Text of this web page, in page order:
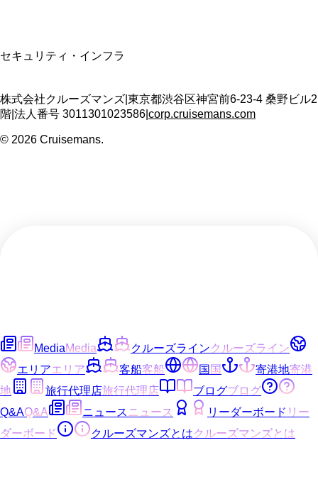
セキュリティ・インフラ
株式会社クルーズマンズ 東京都渋谷区神宮前6-23-4 桑野ビル2
階 法人番号 3011301023586 corp.cruisemans.com
© 2026 Cruisemans.
MediaMedia クルーズラインクルーズライン
エリアエリア 客船客船 国国 寄港地寄港
地
旅行代理店旅行代理店 ブログブログ
Q&AQ&A ニュース ニュース リーダーボード リー
ダーボード
クルーズマンズとはクルーズマンズとは